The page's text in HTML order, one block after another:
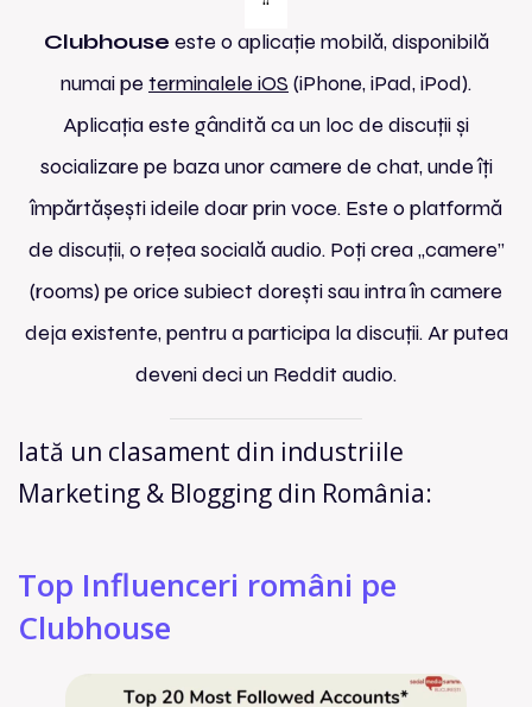
Clubhouse este o aplicație mobilă, disponibilă
numai pe terminalele iOS (iPhone, iPad, iPod).
Aplicația este gândită ca un loc de discuții și
socializare pe baza unor camere de chat, unde îți
împărtășești ideile doar prin voce. Este o platformă
de discuții, o rețea socială audio. Poți crea „camere”
(rooms) pe orice subiect dorești sau intra în camere
deja existente, pentru a participa la discuții. Ar putea
deveni deci un Reddit audio.
Iată un clasament din industriile
Marketing & Blogging din România:
Top Influenceri români pe
Clubhouse